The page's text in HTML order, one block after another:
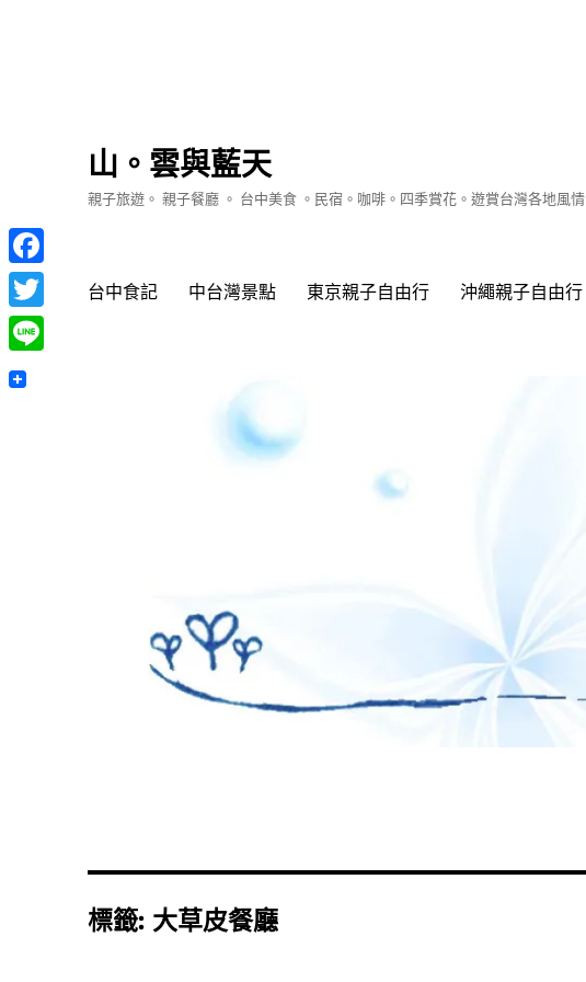
山。雲與藍天
親子旅遊。 親子餐廳 。 台中美食 。民宿。咖啡。四季賞花。遊賞台灣各地風情
台中食記 中台灣景點 東京親子自由行 沖繩親子自由行
標籤: 大草皮餐廳
Facebook
Twitter
Line